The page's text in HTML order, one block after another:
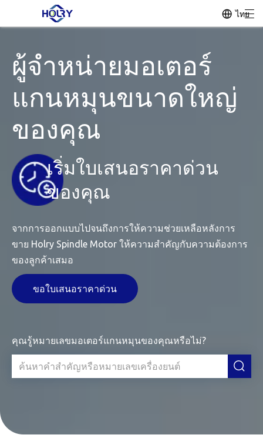
ไทย
ผู้จำหน่ายมอเตอร์
แกนหมุนขนาดใหญ่
ของคุณ
เริ่มใบเสนอราคาด่วน
ของคุณ
จากการออกแบบไปจนถึงการให้ความช่วยเหลือหลังการ
ขาย Holry Spindle Motor ให้ความสำคัญกับความต้องการ
ของลูกค้าเสมอ
ขอใบเสนอราคาด่วน
คุณรู้หมายเลขมอเตอร์แกนหมุนของคุณหรือไม่?